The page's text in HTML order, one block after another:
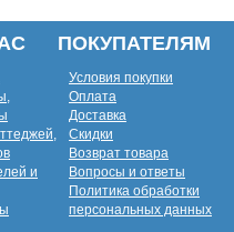
и
ПОКУПАТЕЛЯМ
Условия покупки
Оплата
Доставка
Скидки
Возврат товара
Вопросы и ответы
Политика обработки
персональных данных